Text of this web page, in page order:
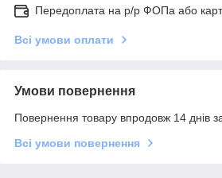
Передоплата на р/р ФОПа або
Всі умови оплати
Умови повернення
Повернення товару впродовж 14 днів
Всі умови повернення